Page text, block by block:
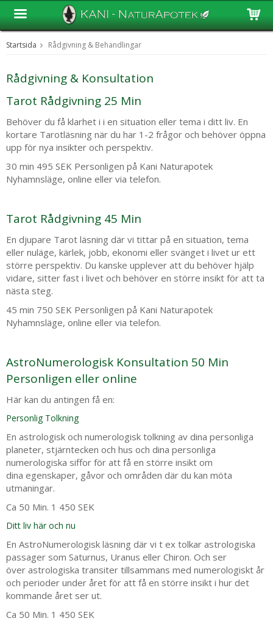
Startsida Rådgivning & Behandlingar
Rådgivning & Konsultation
Tarot Rådgivning 25 Min
Behöver du få klarhet i i en situation eller tema i ditt liv. En
kortare Tarotläsning när du har 1-2 frågor och behöver öppna
upp för nya insikter och perspektiv.
30 min 495 SEK Personligen på Kani Naturapotek
Nyhamnsläge, online eller via telefon.
Tarot Rådgivning 45 Min
En djupare Tarot läsning där vi tittar på en situation, tema
eller nuläge, kärlek, jobb, ekonomi eller svänget i livet ur ett
större perspektiv. Du kanske upplever att du behöver hjälp
vidare, sitter fast i livet och behöver en större insikt för att ta
nästa steg.
45 min 750 SEK Personligen på Kani Naturapotek
Nyhamnsläge, online eller via telefon.
AstroNumerologisk Konsultation 50 Min
Personligen eller online
Här kan du antingen få en:
Personlig Tolkning
En astrologisk och numerologisk tolkning av dina personliga
planeter, stjärntecken och hus och dina personliga
numerologiska siffor för att få en större insikt om
dina egenskaper, gåvor och områden där du kan möta
utmaningar.
Ca 50 Min. 1 450 SEK
Ditt liv här och nu
En AstroNumerologisk läsning där vi t ex tolkar astrologiska
passager som Saturnus, Uranus eller Chiron. Och ser
över astrologiska transiter tillsammans med numerologiskt år
och perioder under året för att få en större insikt i hur det
kommande året ser ut.
Ca 50 Min. 1 450 SEK